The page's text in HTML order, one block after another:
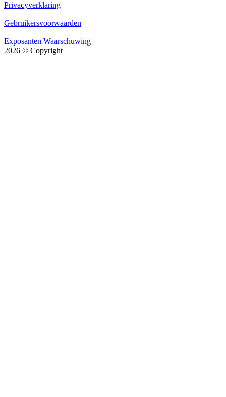
Privacyverklaring
|
Gebruikersvoorwaarden
|
Exposanten Waarschuwing
2026 © Copyright